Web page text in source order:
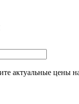
актуальные цены